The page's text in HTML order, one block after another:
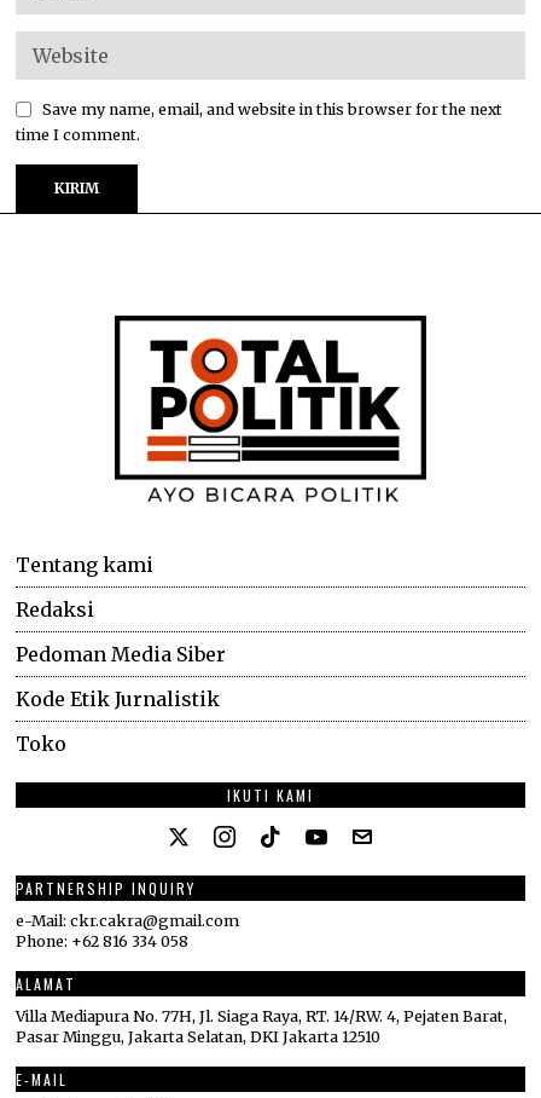
Save my name, email, and website in this browser for the next
time I comment.
Tentang kami
Redaksi
Pedoman Media Siber
Kode Etik Jurnalistik
Toko
IKUTI KAMI
PARTNERSHIP INQUIRY
e-Mail: ckr.cakra@gmail.com
Phone: +62 816 334 058
ALAMAT
Villa Mediapura No. 77H, Jl. Siaga Raya, RT. 14/RW. 4, Pejaten Barat,
Pasar Minggu, Jakarta Selatan, DKI Jakarta 12510
E-MAIL